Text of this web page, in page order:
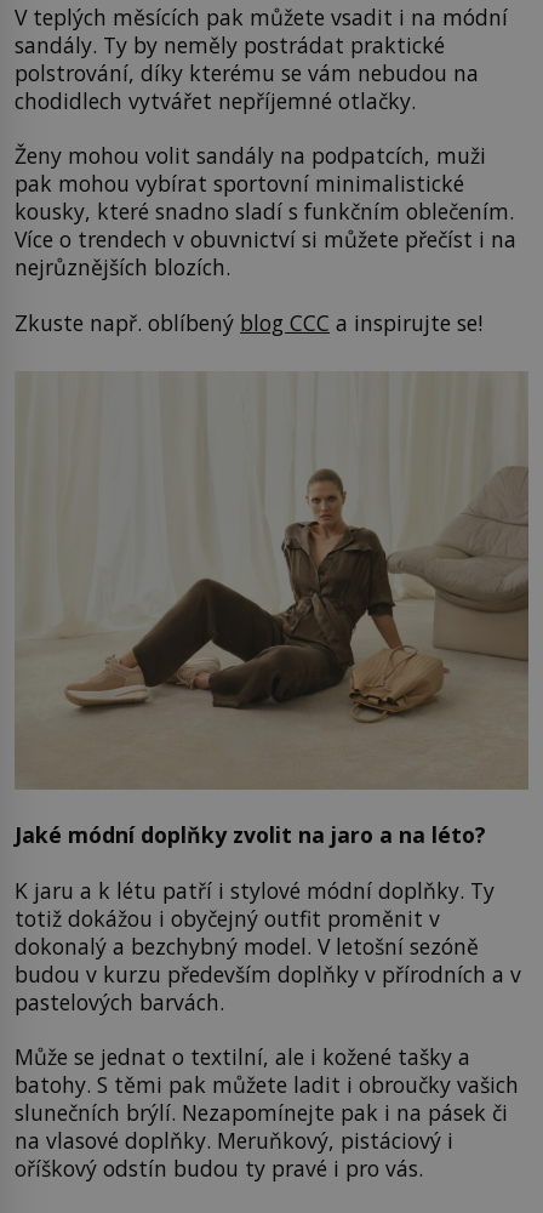
V teplých měsících pak můžete vsadit i na módní
sandály. Ty by neměly postrádat praktické
polstrování, díky kterému se vám nebudou na
chodidlech vytvářet nepříjemné otlačky.
Ženy mohou volit sandály na podpatcích, muži
pak mohou vybírat sportovní minimalistické
kousky, které snadno sladí s funkčním oblečením.
Více o trendech v obuvnictví si můžete přečíst i na
nejrůznějších blozích.
Zkuste např. oblíbený blog CCC a inspirujte se!
Jaké módní doplňky zvolit na jaro a na léto?
K jaru a k létu patří i stylové módní doplňky. Ty
totiž dokážou i obyčejný outfit proměnit v
dokonalý a bezchybný model. V letošní sezóně
budou v kurzu především doplňky v přírodních a v
pastelových barvách.
Může se jednat o textilní, ale i kožené tašky a
batohy. S těmi pak můžete ladit i obroučky vašich
slunečních brýlí. Nezapomínejte pak i na pásek či
na vlasové doplňky. Meruňkový, pistáciový i
oříškový odstín budou ty pravé i pro vás.